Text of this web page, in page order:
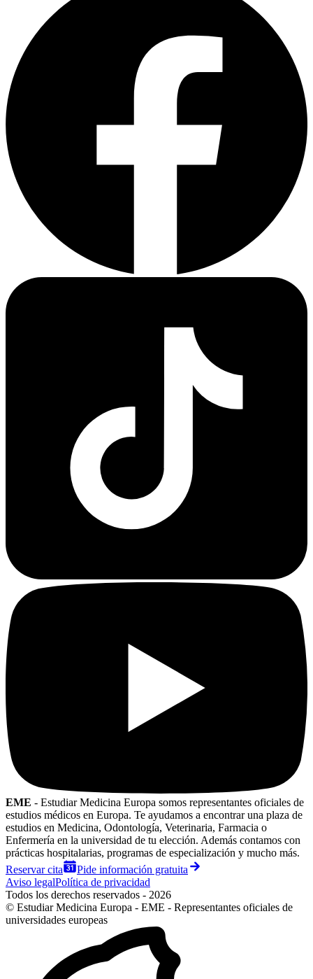
EME - Estudiar Medicina Europa somos representantes oficiales de
estudios médicos en Europa. Te ayudamos a encontrar una plaza de
estudios en Medicina, Odontología, Veterinaria, Farmacia o
Enfermería en la universidad de tu elección. Además contamos con
prácticas hospitalarias, programas de especialización y mucho más.
Reservar cita
Pide información gratuita
Aviso legalPolítica de privacidad
Todos los derechos reservados - 2026
© Estudiar Medicina Europa - EME - Representantes oficiales de
universidades europeas